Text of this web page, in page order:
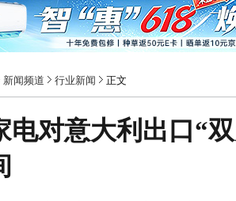
新闻频道 行业新闻 正文
电对意大利出口“